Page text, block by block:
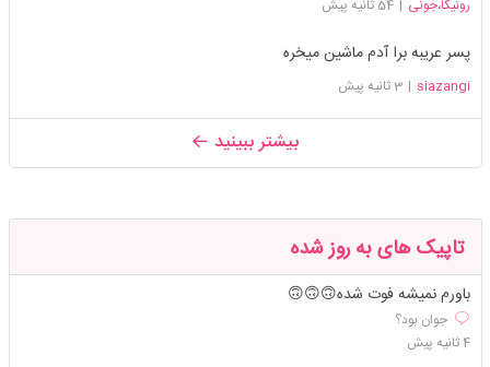
رونیکا،جونی | 54 ثانیه پیش
پسر عریبه برا آدم ماشین میخره
siazangi
| 3 ثانیه پیش
بیشتر ببینید
تاپیک های به روز شده
باورم نمیشه فوت شده🙃🙃🙃
جوان بود؟
4 ثانیه پیش